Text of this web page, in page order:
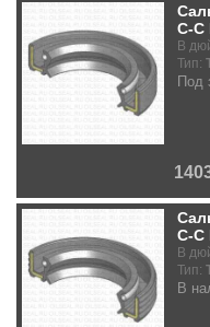
C-C
В
Тип:
Под
C-C
В
Тип:
В